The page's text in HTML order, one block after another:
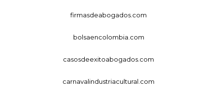
firmasdeabogados.com
bolsaencolombia.com
casosdeexitoabogados.com
carnavalindustriacultural.com